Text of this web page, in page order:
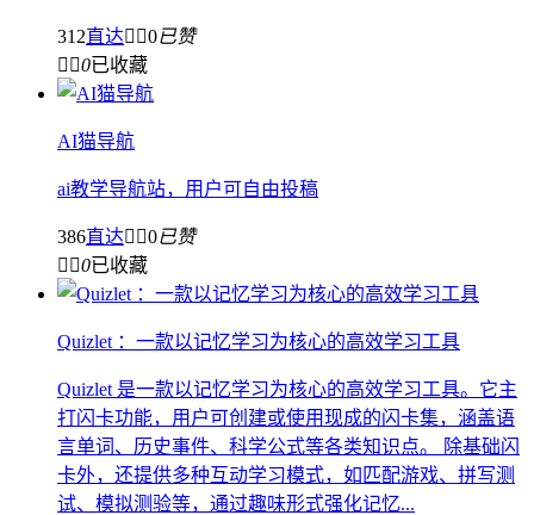
312直达 0已赞
 0已收藏
AI猫导航
ai教学导航站，用户可自由投稿
386直达 0已赞
 0已收藏
Quizlet ：一款以记忆学习为核心的高效学习工具
Quizlet 是一款以记忆学习为核心的高效学习工具。它主
打闪卡功能，用户可创建或使用现成的闪卡集，涵盖语
言单词、历史事件、科学公式等各类知识点。 除基础闪
卡外，还提供多种互动学习模式，如匹配游戏、拼写测
试、模拟测验等，通过趣味形式强化记忆...